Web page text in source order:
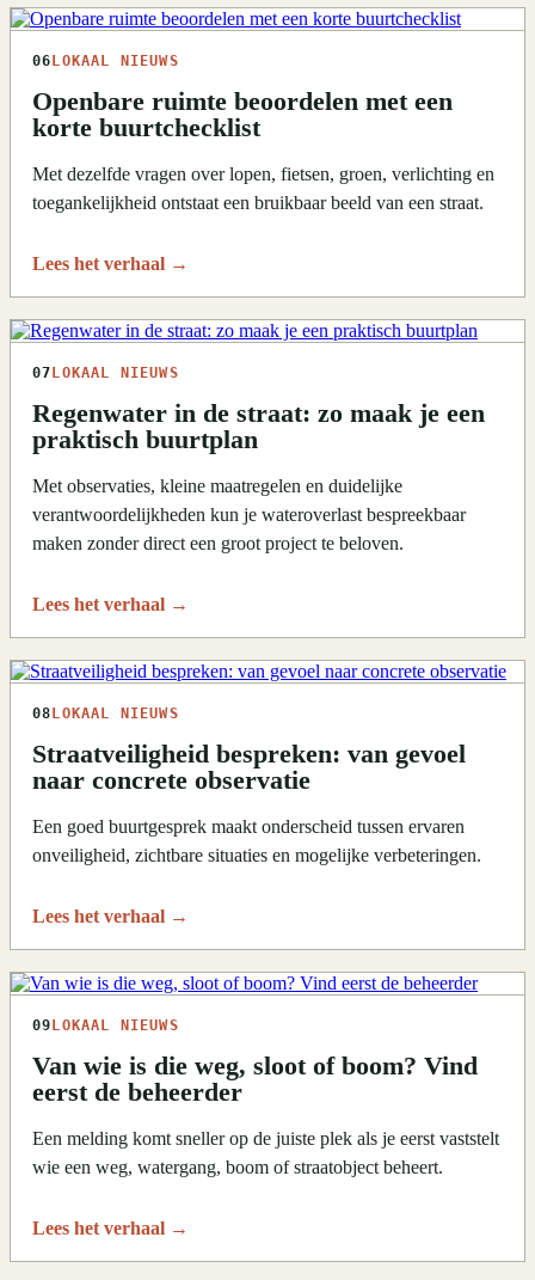
06 LOKAAL NIEUWS
Openbare ruimte beoordelen met een
korte buurtchecklist
Met dezelfde vragen over lopen, fietsen, groen, verlichting en
toegankelijkheid ontstaat een bruikbaar beeld van een straat.
Lees het verhaal →
07 LOKAAL NIEUWS
Regenwater in de straat: zo maak je een
praktisch buurtplan
Met observaties, kleine maatregelen en duidelijke
verantwoordelijkheden kun je wateroverlast bespreekbaar
maken zonder direct een groot project te beloven.
Lees het verhaal →
08 LOKAAL NIEUWS
Straatveiligheid bespreken: van gevoel
naar concrete observatie
Een goed buurtgesprek maakt onderscheid tussen ervaren
onveiligheid, zichtbare situaties en mogelijke verbeteringen.
Lees het verhaal →
09 LOKAAL NIEUWS
Van wie is die weg, sloot of boom? Vind
eerst de beheerder
Een melding komt sneller op de juiste plek als je eerst vaststelt
wie een weg, watergang, boom of straatobject beheert.
Lees het verhaal →